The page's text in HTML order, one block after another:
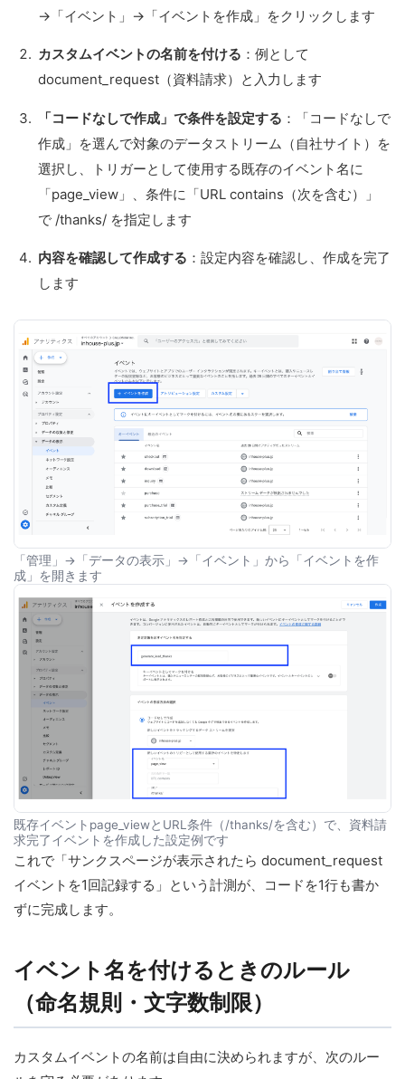
→「イベント」→「イベントを作成」をクリックします
カスタムイベントの名前を付ける ：例として
document_request（資料請求）と入力します
「コードなしで作成」で条件を設定する ：「コードなしで
作成」を選んで対象のデータストリーム（自社サイト）を
選択し、トリガーとして使用する既存のイベント名に
「page_view」、条件に「URL contains（次を含む）」
で /thanks/ を指定します
内容を確認して作成する ：設定内容を確認し、作成を完了
します
「管理」→「データの表示」→「イベント」から「イベントを作
成」を開きます
既存イベントpage_viewとURL条件（/thanks/を含む）で、資料請
求完了イベントを作成した設定例です
これで「サンクスページが表示されたら document_request
イベントを1回記録する」という計測が、コードを1行も書か
ずに完成します。
イベント名を付けるときのルール
（命名規則・文字数制限）
カスタムイベントの名前は自由に決められますが、次のルー